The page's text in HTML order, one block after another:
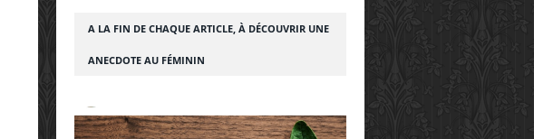
A LA FIN DE CHAQUE ARTICLE, À DÉCOUVRIR UNE
ANECDOTE AU FÉMININ